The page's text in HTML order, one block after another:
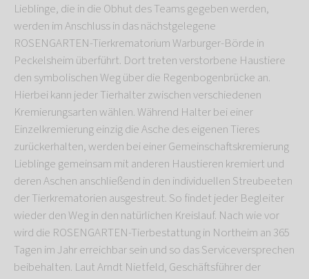
Lieblinge, die in die Obhut des Teams gegeben werden,
werden im Anschluss in das nächstgelegene
ROSENGARTEN-Tierkrematorium Warburger-Börde in
Peckelsheim überführt. Dort treten verstorbene Haustiere
den symbolischen Weg über die Regenbogenbrücke an.
Hierbei kann jeder Tierhalter zwischen verschiedenen
Kremierungsarten wählen. Während Halter bei einer
Einzelkremierung einzig die Asche des eigenen Tieres
zurückerhalten, werden bei einer Gemeinschaftskremierung
Lieblinge gemeinsam mit anderen Haustieren kremiert und
deren Aschen anschließend in den individuellen Streubeeten
der Tierkrematorien ausgestreut. So findet jeder Begleiter
wieder den Weg in den natürlichen Kreislauf. Nach wie vor
wird die ROSENGARTEN-Tierbestattung in Northeim an 365
Tagen im Jahr erreichbar sein und so das Serviceversprechen
beibehalten. Laut Arndt Nietfeld, Geschäftsführer der